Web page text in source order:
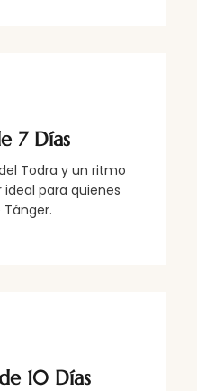
7 Días
Todra y un ritmo
ideal para quienes
10 Días